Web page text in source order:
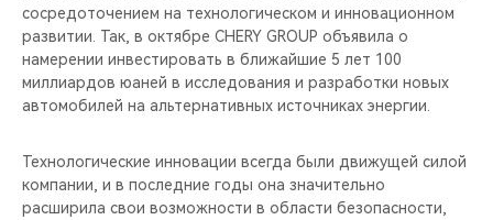
сосредоточением на технологическом и инновационном
развитии. Так, в октябре CHERY GROUP объявила о
намерении инвестировать в ближайшие 5 лет 100
миллиардов юаней в исследования и разработки новых
автомобилей на альтернативных источниках энергии.
Технологические инновации всегда были движущей силой
компании, и в последние годы она значительно
расширила свои возможности в области безопасности,